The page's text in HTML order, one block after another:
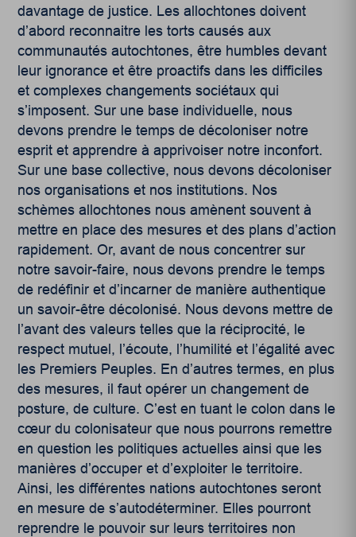
davantage de justice. Les allochtones doivent
d’abord reconnaitre les torts causés aux
communautés autochtones, être humbles devant
leur ignorance et être proactifs dans les difficiles
et complexes changements sociétaux qui
s’imposent. Sur une base individuelle, nous
devons prendre le temps de décoloniser notre
esprit et apprendre à apprivoiser notre inconfort.
Sur une base collective, nous devons décoloniser
nos organisations et nos institutions. Nos
schèmes allochtones nous amènent souvent à
mettre en place des mesures et des plans d’action
rapidement. Or, avant de nous concentrer sur
notre savoir-faire, nous devons prendre le temps
de redéfinir et d’incarner de manière authentique
un savoir-être décolonisé. Nous devons mettre de
l’avant des valeurs telles que la réciprocité, le
respect mutuel, l’écoute, l’humilité et l’égalité avec
les Premiers Peuples. En d’autres termes, en plus
des mesures, il faut opérer un changement de
posture, de culture. C’est en tuant le colon dans le
cœur du colonisateur que nous pourrons remettre
en question les politiques actuelles ainsi que les
manières d’occuper et d’exploiter le territoire.
Ainsi, les différentes nations autochtones seront
en mesure de s’autodéterminer. Elles pourront
reprendre le pouvoir sur leurs territoires non